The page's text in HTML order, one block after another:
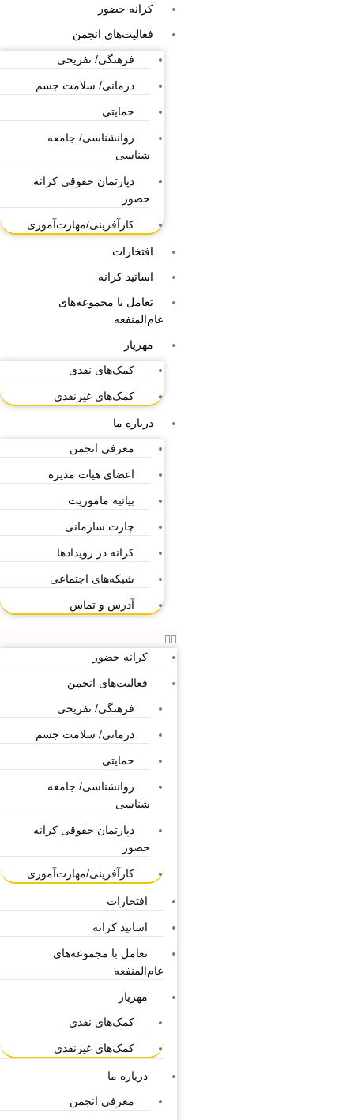
کرانه حضور
فعالیت‌های انجمن
فرهنگی/ تفریحی
درمانی/ سلامت جسم
حمایتی
روانشناسی/ جامعه
شناسی
دپارتمان حقوقی کرانه
حضور
کارآفرینی/مهارت‌آموزی
افتخارات
اساتید کرانه
تعامل با مجموعه‌های
عام‌المنفعه
مهریار
کمک‌های نقدی
کمک‌های غیرنقدی
درباره ما
معرفی انجمن
اعضای هیات مدیره
بیانیه ماموریت
چارت سازمانی
کرانه در رویدادها
شبکه‌های اجتماعی
آدرس و تماس
کرانه حضور
فعالیت‌های انجمن
فرهنگی/ تفریحی
درمانی/ سلامت جسم
حمایتی
روانشناسی/ جامعه
شناسی
دپارتمان حقوقی کرانه
حضور
کارآفرینی/مهارت‌آموزی
افتخارات
اساتید کرانه
تعامل با مجموعه‌های
عام‌المنفعه
مهریار
کمک‌های نقدی
کمک‌های غیرنقدی
درباره ما
معرفی انجمن